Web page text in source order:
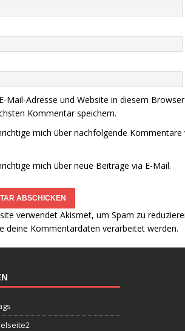
Mail-Adresse und Website in diesem
Kommentar speichern.
mich über nachfolgende Kommentare
mich über neue Beiträge via E-Mail.
verwendet Akismet, um Spam zu
deine Kommentardaten verarbeitet werden.